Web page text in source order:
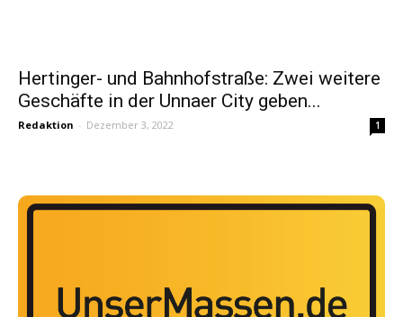
Hertinger- und Bahnhofstraße: Zwei weitere
Geschäfte in der Unnaer City geben...
Redaktion - Dezember 3, 2022 1